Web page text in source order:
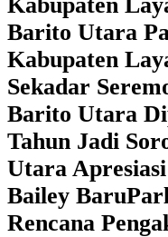
Barito Utara
Kabupaten
Sekadar
Barito Utara
Tahun Jadi
Utara
Bailey Baru
Rencana